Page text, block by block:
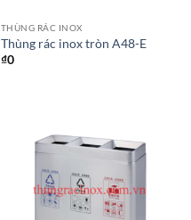
THÙNG RÁC INOX
Thùng rác inox tròn A48-E
₫0